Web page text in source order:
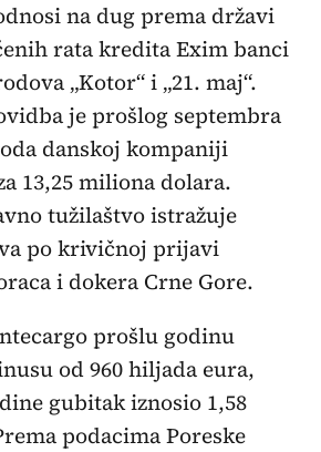
na dug prema državi
rata kredita Exim banci
„Kotor“ i „21. maj“.
je prošlog septembra
danskoj kompaniji
13,25 miliona dolara.
tužilaštvo istražuje
po krivičnoj prijavi
i dokera Crne Gore.
prošlu godinu
od 960 hiljada eura,
gubitak iznosio 1,58
podacima Poreske